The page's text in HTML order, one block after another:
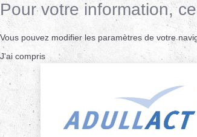
Pour votre information,
Vous pouvez modifier les paramètres de votre
J'ai compris